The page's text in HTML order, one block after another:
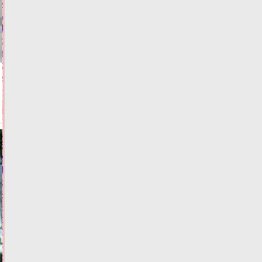
из
муниципалитетов
Тверской
области
забыли
об
инвалидах
Сегодня:
ФОТО
ЗАКОН И
ПОРЯДОК
Виталий
Королев:
Тверские
спортсмены
–
наша
гордость,
тренеры
–
наше